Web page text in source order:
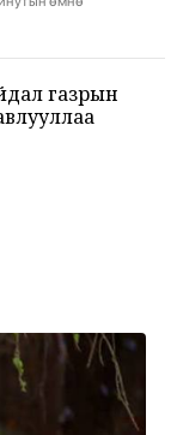
өмнө
бүрдэнэ